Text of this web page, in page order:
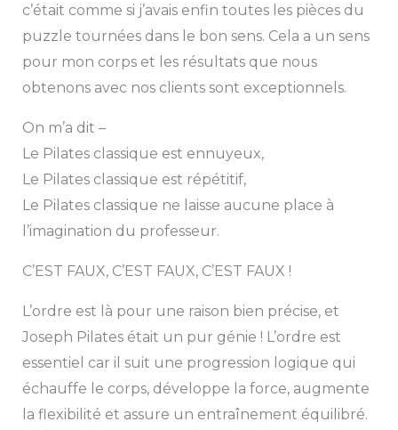
c’était comme si j’avais enfin toutes les pièces du
puzzle tournées dans le bon sens. Cela a un sens
pour mon corps et les résultats que nous
obtenons avec nos clients sont exceptionnels.
On m’a dit –
Le Pilates classique est ennuyeux,
Le Pilates classique est répétitif,
Le Pilates classique ne laisse aucune place à
l’imagination du professeur.
C’EST FAUX, C’EST FAUX, C’EST FAUX !
L’ordre est là pour une raison bien précise, et
Joseph Pilates était un pur génie ! L’ordre est
essentiel car il suit une progression logique qui
échauffe le corps, développe la force, augmente
la flexibilité et assure un entraînement équilibré.